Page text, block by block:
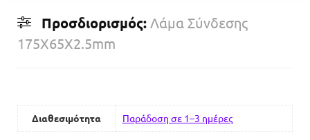
Προσδιορισμός: Λάμα Σύνδεσης
175X65X2.5mm
Διαθεσιμότητα Παράδοση σε 1–3 ημέρες